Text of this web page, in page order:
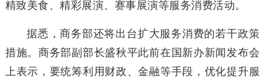
精致美食、精彩展演、赛事展演等服务消费活动。
据悉，商务部还将出台扩大服务消费的若干政策
措施。商务部副部长盛秋平此前在国新办新闻发布会
上表示，要统筹利用财政、金融等手段，优化提升服